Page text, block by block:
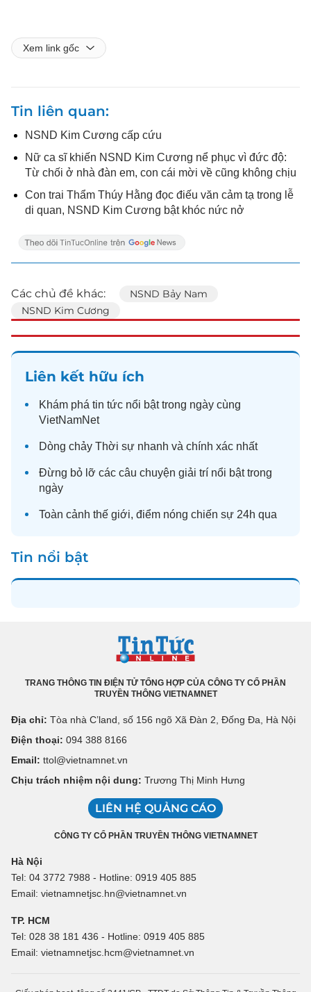
Xem link gốc
Tin liên quan
NSND Kim Cương cấp cứu
Nữ ca sĩ khiến NSND Kim Cương nể phục vì đức độ:
Từ chối ở nhà đàn em, con cái mời về cũng không chịu
Con trai Thẩm Thúy Hằng đọc điếu văn cảm tạ trong lễ
di quan, NSND Kim Cương bật khóc nức nở
Các chủ đề khác:
NSND Bảy Nam
NSND Kim Cương
Liên kết hữu ích
Khám phá tin tức nổi bật trong ngày cùng
VietNamNet
Dòng chảy Thời sự nhanh và chính xác nhất
Đừng bỏ lỡ các câu chuyện giải trí nổi bật trong
ngày
Toàn cảnh thế giới, điểm nóng chiến sự 24h qua
Tin nổi bật
TRANG THÔNG TIN ĐIỆN TỬ TỔNG HỢP CỦA CÔNG TY CỔ PHẦN
TRUYỀN THÔNG VIETNAMNET
Địa chỉ: Tòa nhà C’land, số 156 ngõ Xã Đàn 2, Đống Đa, Hà Nội
Điện thoại: 094 388 8166
Email: ttol@vietnamnet.vn
Chịu trách nhiệm nội dung: Trương Thị Minh Hưng
LIÊN HỆ QUẢNG CÁO
CÔNG TY CỔ PHẦN TRUYỀN THÔNG VIETNAMNET
Hà Nội
Tel: 04 3772 7988 - Hotline: 0919 405 885
Email: vietnamnetjsc.hn@vietnamnet.vn
TP. HCM
Tel: 028 38 181 436 - Hotline: 0919 405 885
Email: vietnamnetjsc.hcm@vietnamnet.vn